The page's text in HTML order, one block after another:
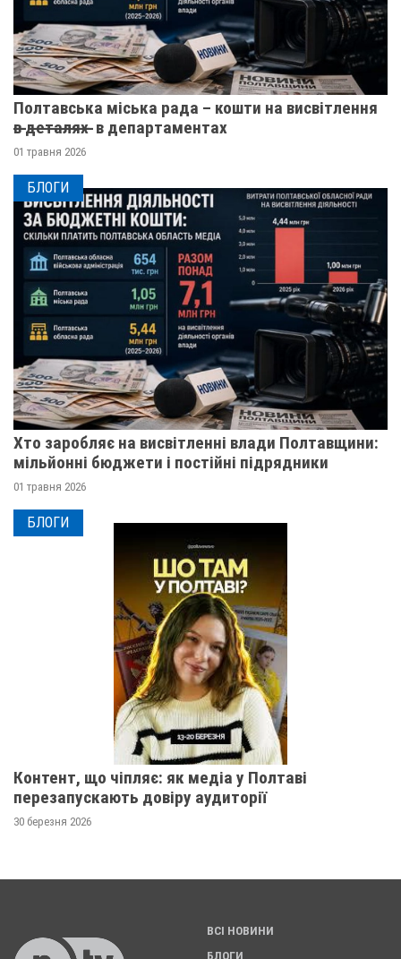
Полтавська міська рада – кошти на висвітлення
в̶ ̶д̶е̶т̶а̶л̶я̶х̶ ̶ в департаментах
01 травня 2026
БЛОГИ
Хто заробляє на висвітленні влади Полтавщини:
мільйонні бюджети і постійні підрядники
01 травня 2026
БЛОГИ
Контент, що чіпляє: як медіа у Полтаві
перезапускають довіру аудиторії
30 березня 2026
ВСІ НОВИНИ
БЛОГИ